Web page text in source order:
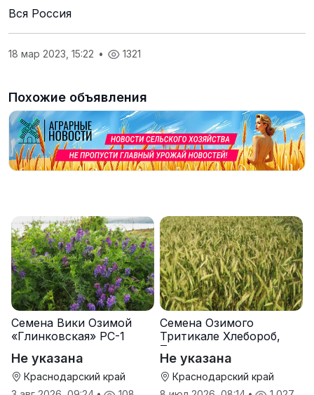
Вся Россия
18 мар 2023, 15:22 • 1321
Похожие объявления
Семена Вики Озимой
«Глинковская» РС-1
Не указана
Краснодарский край
Семена Озимого
Тритикале Хлебороб,
Тихон
Не указана
Краснодарский край